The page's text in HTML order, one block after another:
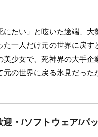
たい」と呟いた途端、大
一人だけ元の世界に戻す
少女で、死神界の大手企
の世界に戻る氷見だった
・/ソフトウェア/パ